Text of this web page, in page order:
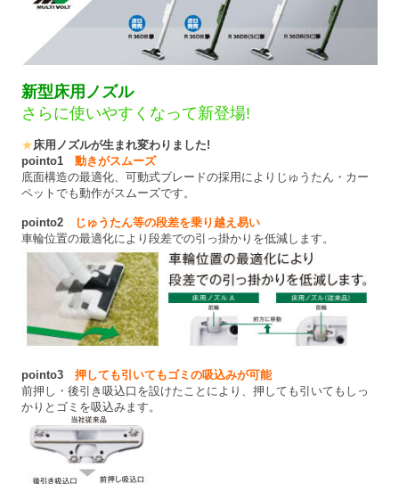
新型床用ノズル
さらに使いやすくなって新登場!
★床用ノズルが生まれ変わりました!
pointo1 動きがスムーズ
底面構造の最適化、可動式ブレードの採用によりじゅうたん・カー
ペットでも動作がスムーズです。
pointo2
じゅうたん等の段差を乗り越え易い
車輪位置の最適化により段差での引っ掛かりを低減します。
pointo3 押しても引いてもゴミの吸込みが可能
前押し・後引き吸込口を設けたことにより、押しても引いてもしっ
かりとゴミを吸込みます。